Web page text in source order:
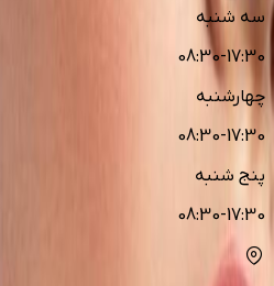
سه شنبه
08:30-17:30
چهارشنبه
08:30-17:30
پنج شنبه
08:30-17:30